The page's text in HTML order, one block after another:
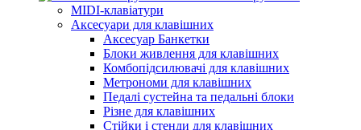
MIDI-клавіатури
Аксесуари для клавішних
Аксесуар Банкетки
Блоки живлення для клавішних
Комбопідсилювачі для клавішних
Метрономи для клавішних
Педалі сустейна та педальні блоки
Різне для клавішних
Стійки і стенди для клавішних